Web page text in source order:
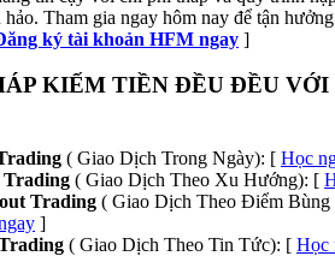
Tham gia ngay hôm nay để tận
ký tài khoản HFM ngay ]
KIẾM TIỀN ĐỀU ĐỀU
( Giao Dịch Trong Ngày): [ Học
Trading ( Giao Dịch Theo Xu Hướng): [
Trading ( Giao Dịch Theo Điểm Bùng
]
( Giao Dịch Theo Tin Tức): [ Học